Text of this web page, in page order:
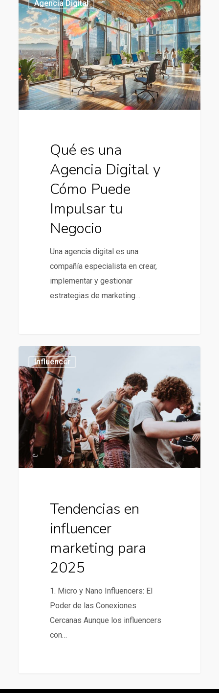
es
una
Agencia
Digital
y
Cómo
Puede
Impulsar
Agencia Digital
Qué es una
Agencia Digital y
Cómo Puede
Impulsar tu
Negocio
Una agencia digital es una
compañía especialista en crear,
implementar y gestionar
estrategias de marketing…
Tendencias
en
influencer
marketing
para
2025
Influencer
Tendencias en
influencer
marketing para
2025
1. Micro y Nano Influencers: El
Poder de las Conexiones
Cercanas Aunque los influencers
con…